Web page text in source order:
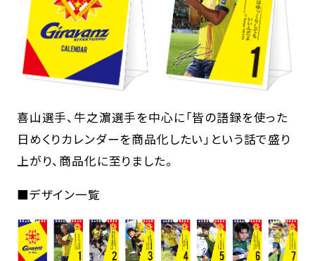
喜山選手、牛之濵選手を中心に「皆の語録を使った
日めくりカレンダーを商品化したい」という話で盛り
上がり、商品化に至りました。
■デザイン一覧